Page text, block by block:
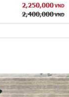
2,250,000 VND
2,400,000 VND